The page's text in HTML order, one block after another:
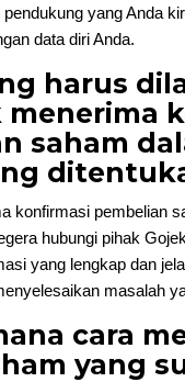
yang Anda
data diri Anda.
harus
saham
konfirmasi pembelian
hubungi pihak
yang lengkap dan
masalah
cara
yang